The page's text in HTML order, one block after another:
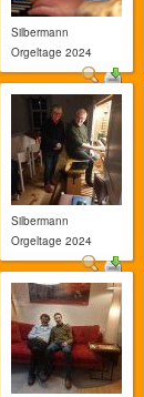
Silbermann
Orgeltage 2024
Silbermann
Orgeltage 2024